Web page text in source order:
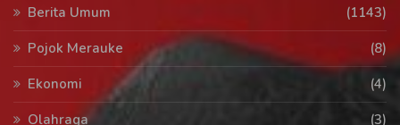
Berita Umum
(1143)
Pojok Merauke
(8)
Ekonomi
(4)
Olahraga
(3)